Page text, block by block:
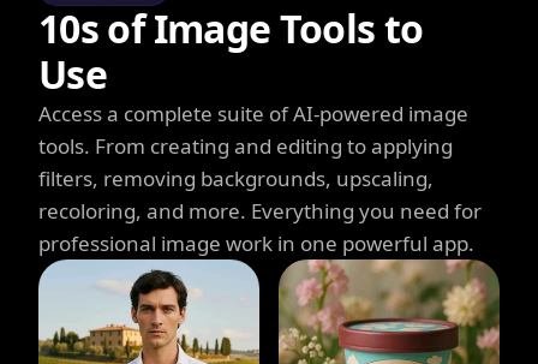
10s of Image Tools to
Use
Access a complete suite of AI-powered image
tools. From creating and editing to applying
filters, removing backgrounds, upscaling,
recoloring, and more. Everything you need for
professional image work in one powerful app.